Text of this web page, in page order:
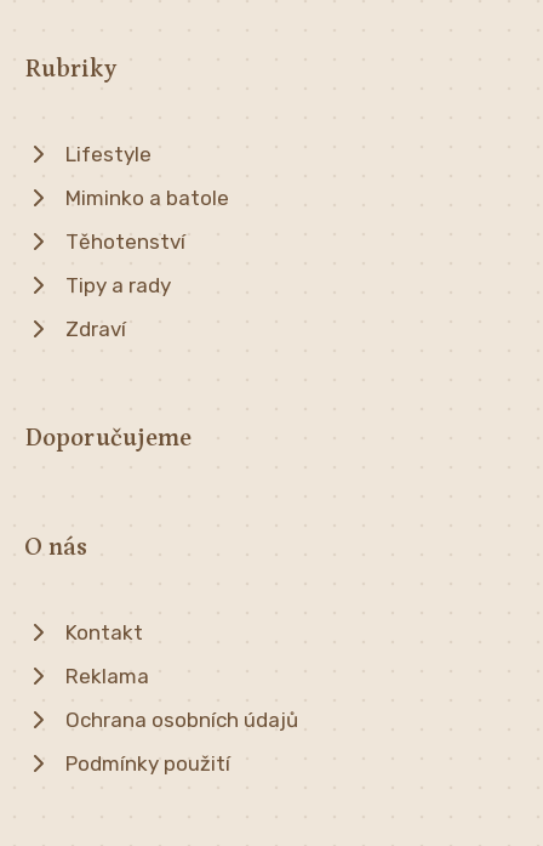
Rubriky
Lifestyle
Miminko a batole
Těhotenství
Tipy a rady
Zdraví
Doporučujeme
O nás
Kontakt
Reklama
Ochrana osobních údajů
Podmínky použití